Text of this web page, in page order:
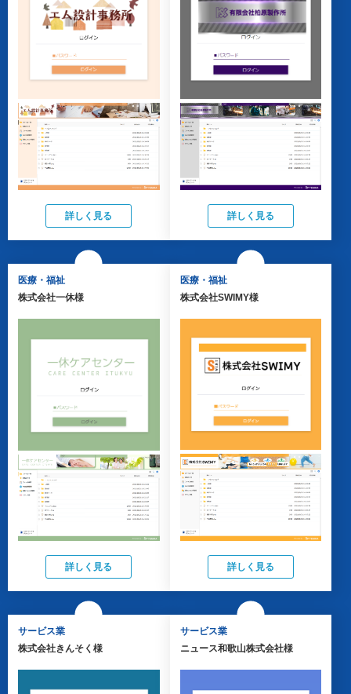
詳しく見る 詳しく見る
医療・福祉
株式会社一休様
詳しく見る
医療・福祉
株式会社SWIMY様
詳しく見る
サービス業
株式会社きんそく様
サービス業
ニュース和歌山株式会社様